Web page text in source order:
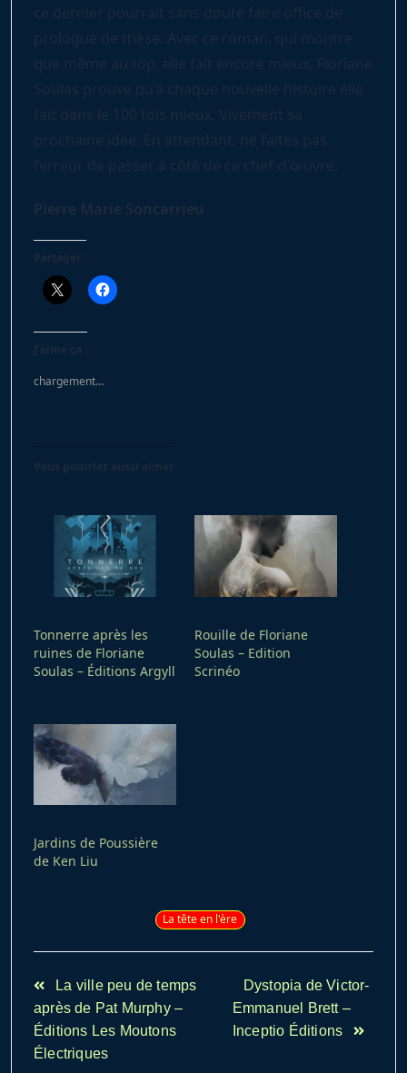
ce dernier pourrait sans doute faire office de
prologue de thèse. Avec ce roman, qui montre
que même au top, elle fait encore mieux, Floriane
Soulas prouve qu’à chaque nouvelle histoire elle
fait dans le 100 fois mieux. Vivement sa
prochaine idée. En attendant, ne faites pas
l’erreur de passer à côté de ce chef-d'œuvre.
Pierre Marie Soncarrieu
Partager :
J’aime ça :
chargement…
Vous pourriez aussi aimer
Tonnerre après les
ruines de Floriane
Soulas – Éditions Argyll
Rouille de Floriane
Soulas – Edition
Scrinéo
Jardins de Poussière
de Ken Liu
La tête en l'ère
<span
class="nav-
subtitle
screen-
La ville peu de temps
après de Pat Murphy –
Éditions Les Moutons
Électriques
Dystopia de Victor-
Emmanuel Brett –
Inceptio Éditions